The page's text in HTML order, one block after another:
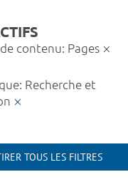
contenu: Pages
Recherche et
TOUS LES FILTRES